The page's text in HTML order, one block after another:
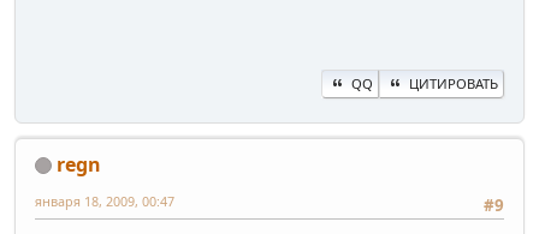
QQ ЦИТИРОВАТЬ
regn
#9
января 18, 2009, 00:47